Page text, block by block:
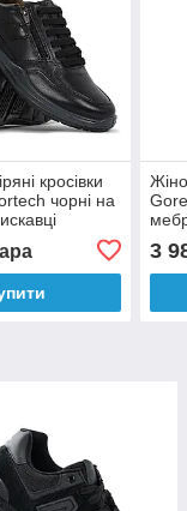
кросівки
чорні на
3